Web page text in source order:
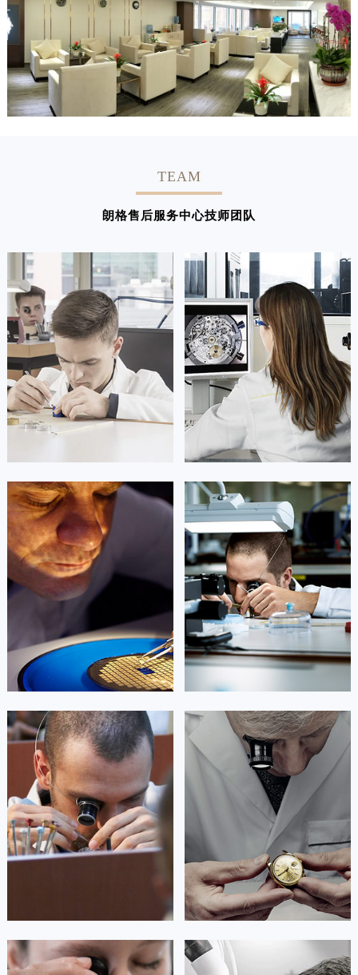
TEAM
朗格售后服务中心技师团队
凯罗尔·切尔西
资深朗格技师
是朗格售后服务中心
(朗格保养维修中心)
的高级技师之一
Beijing lange Maintain center
北京朗格维修
达芙妮·克劳迪娅
资深朗格技师
是朗格售后服务中心
(朗格保养维修中心)
的高级技师之一
Shanghai lange Maintain center
 上海朗格维修
艾德琳·亚历桑德拉
资深朗格技师
是朗格售后服务中心
(朗格保养维修中心)
的高级技师之一
Guangzhou lange Maintain center
 广州朗格维修
艾莉森·安吉莉亚
资深朗格技师
是朗格售后服务中心
(朗格保养维修中心)
的高级技师之一
Shenzhen lange Maintain center
 深圳朗格维修
安尼塔·阿普里尔 贝亚特·布兰奇